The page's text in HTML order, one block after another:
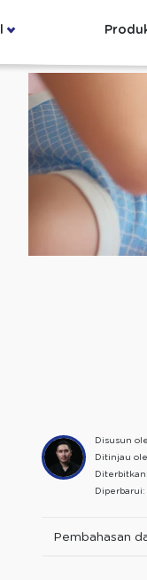
Disusun
Ditinjau
Diterbitkan:
Diperbarui:
Pembahasan